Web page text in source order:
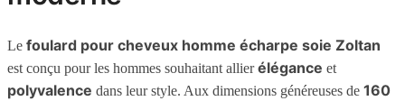
Le foulard pour cheveux homme écharpe soie Zoltan
est conçu pour les hommes souhaitant allierélégance et
polyvalence dans leur style. Aux dimensions généreuses de 160